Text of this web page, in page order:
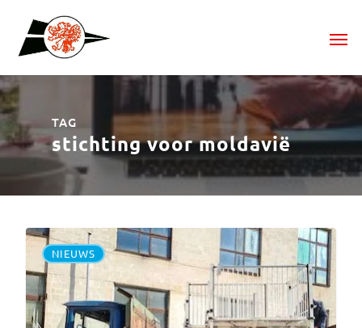
TAG
stichting voor moldavië
NIEUWS